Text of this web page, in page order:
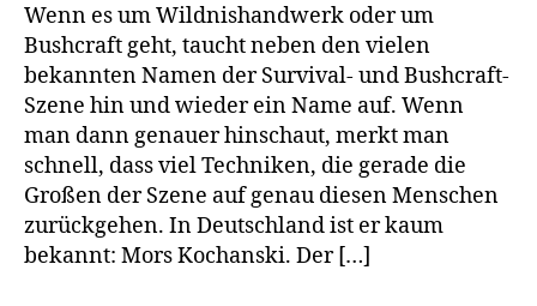
Wenn es um Wildnishandwerk oder um
Bushcraft geht, taucht neben den vielen
bekannten Namen der Survival- und Bushcraft-
Szene hin und wieder ein Name auf. Wenn
man dann genauer hinschaut, merkt man
schnell, dass viel Techniken, die gerade die
Großen der Szene auf genau diesen Menschen
zurückgehen. In Deutschland ist er kaum
bekannt: Mors Kochanski. Der […]